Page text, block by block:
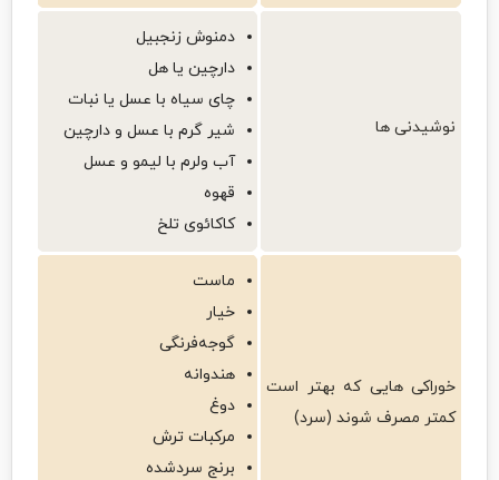
نوشیدنی ها
دمنوش زنجبیل
دارچین یا هل
چای سیاه با عسل یا نبات
شیر گرم با عسل و دارچین
آب ولرم با لیمو و عسل
قهوه
کاکائوی تلخ
خوراکی هایی که بهتر است
کمتر مصرف شوند (سرد)
ماست
خیار
گوجه‌فرنگی
هندوانه
دوغ
مرکبات ترش
برنج سردشده